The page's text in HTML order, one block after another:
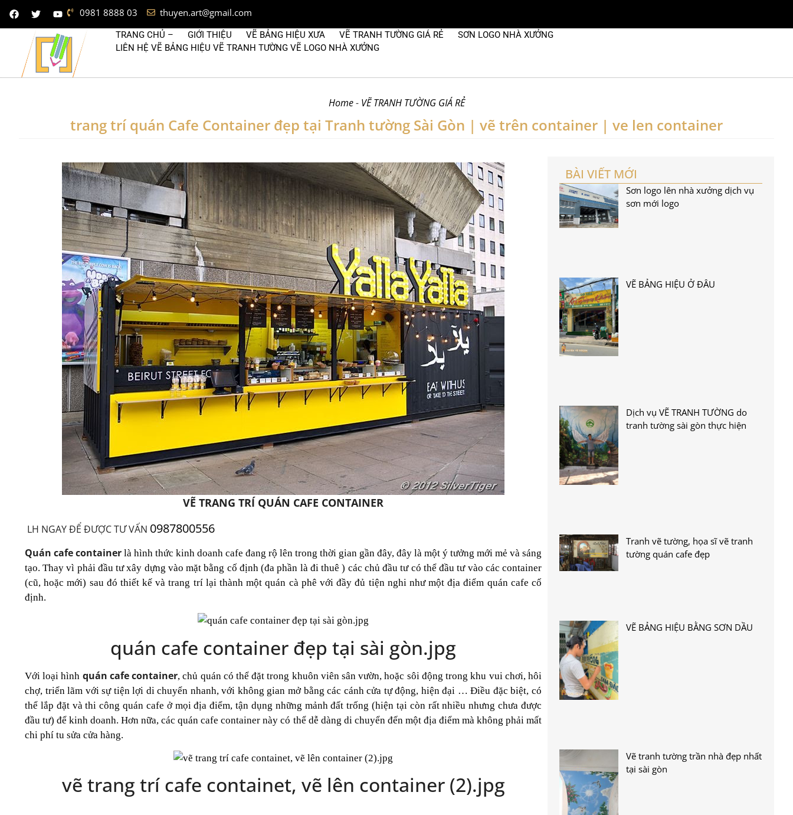
0981 8888 03 thuyen.art@gmail.com
TRANG CHỦ – GIỚI THIỆU VẼ BẢNG HIỆU XƯA VẼ TRANH TƯỜNG GIÁ RẺ
SƠN LOGO NHÀ XƯỞNG
LIÊN HỆ VẼ BẢNG HIỆU VẼ TRANH TƯỜNG VẼ LOGO NHÀ XƯỞNG
Home- VẼ TRANH TƯỜNG GIÁ RẺ
trang trí quán Cafe Container đẹp tại Tranh tường Sài Gòn | vẽ trên container | ve len container
VẼ TRANG TRÍ QUÁN CAFE CONTAINER
LH NGAY ĐỂ ĐƯỢC TƯ VẤN 0987800556
Quán cafe container là hình thức kinh doanh cafe đang rộ lên trong thời gian gần đây, đây là một ý tưởng mới mẻ và sáng
tạo. Thay vì phải đầu tư xây dựng vào mặt bằng cố định (đa phần là đi thuê ) các chủ đầu tư có thể đầu tư vào các container
(cũ, hoặc mới) sau đó thiết kế và trang trí lại thành một quán cà phê với đầy đủ tiện nghi như một địa điểm quán cafe cố
định.
quán cafe container đẹp tại sài gòn.jpg
Với loại hình quán cafe container, chủ quán có thể đặt trong khuôn viên sân vườn, hoặc sôi động trong khu vui chơi, hôi
chợ, triển lãm với sự tiện lợi di chuyển nhanh, với không gian mở bằng các cánh cửa tự động, hiện đại … Điều đặc biệt, có
thể lắp đặt và thi công quán cafe ở mọi địa điểm, tận dụng những mảnh đất trống (hiện tại còn rất nhiều nhưng chưa được
đầu tư) để kinh doanh. Hơn nữa, các quán cafe container này có thể dễ dàng di chuyển đến một địa điểm mà không phải mất
chi phí tu sửa cửa hàng.
vẽ trang trí cafe containet, vẽ lên container (2).jpg
BÀI VIẾT MỚI
Sơn logo lên nhà xưởng dịch vụ
sơn mới logo
VẼ BẢNG HIỆU Ở ĐÂU
Dịch vụ VẼ TRANH TƯỜNG do
tranh tường sài gòn thực hiện
Tranh vẽ tường, họa sĩ vẽ tranh
tường quán cafe đẹp
VẼ BẢNG HIỆU BẰNG SƠN DẦU
Vẽ tranh tường trần nhà đẹp nhất
tại sài gòn